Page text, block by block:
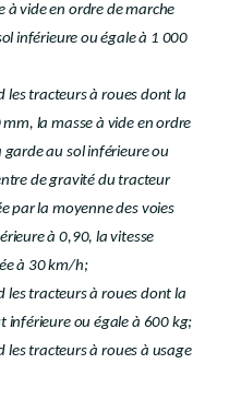
à vide en ordre de marche
inférieure ou égale à 1 000
les tracteurs à roues dont la
la masse à vide en ordre
au sol inférieure ou
de gravité du tracteur
par la moyenne des voies
à 0,90, la vitesse
à 30 km/h;
les tracteurs à roues dont la
inférieure ou égale à 600 kg;
tracteurs à roues à usage